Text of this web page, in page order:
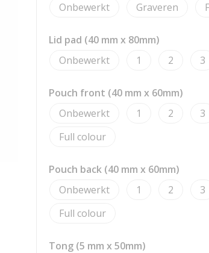
Onbewerkt
Graveren
Lid pad (40 mm x 80mm)
Onbewerkt
1 2 3
Pouch front (40 mm x 60mm)
Onbewerkt
1 2 3
Full colour
Pouch back (40 mm x 60mm)
Onbewerkt
1 2 3
Full colour
Tong (5 mm x 50mm)